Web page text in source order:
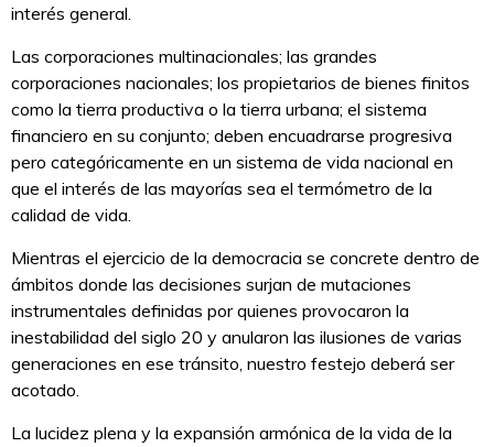
interés general.
Las corporaciones multinacionales; las grandes
corporaciones nacionales; los propietarios de bienes finitos
como la tierra productiva o la tierra urbana; el sistema
financiero en su conjunto; deben encuadrarse progresiva
pero categóricamente en un sistema de vida nacional en
que el interés de las mayorías sea el termómetro de la
calidad de vida.
Mientras el ejercicio de la democracia se concrete dentro de
ámbitos donde las decisiones surjan de mutaciones
instrumentales definidas por quienes provocaron la
inestabilidad del siglo 20 y anularon las ilusiones de varias
generaciones en ese tránsito, nuestro festejo deberá ser
acotado.
La lucidez plena y la expansión armónica de la vida de la